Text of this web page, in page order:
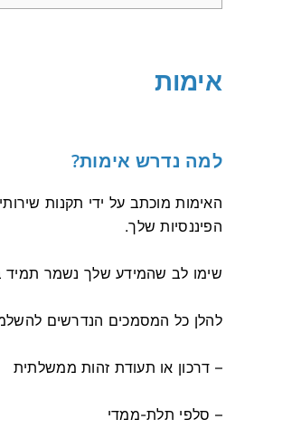
אימות
למה נדרש אימות?
האימות מוכתב על ידי תקנות
הפיננסיות שלך.
שימו לב שהמידע שלך נשמר תמיד
להלן כל המסמכים הנדרשים
– דרכון או תעודת זהות ממשלתית
– סלפי תלת-ממדי